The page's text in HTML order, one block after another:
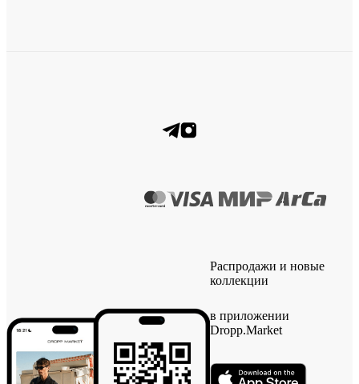
Распродажи и новые
коллекции
в приложении
Dropp.Market